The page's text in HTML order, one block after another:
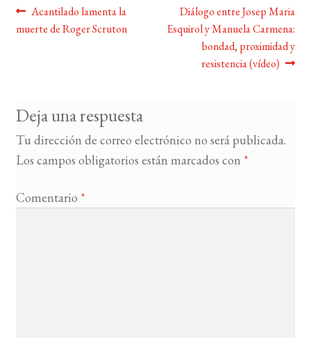
Navegación
de
Anterior:
Acantilado lamenta la
muerte de Roger Scruton
Siguiente:
Diálogo entre Josep Maria
Esquirol y Manuela Carmena:
bondad, proximidad y
resistencia (vídeo)
Deja una respuesta
Tu dirección de correo electrónico no será publicada.
Los campos obligatorios están marcados con *
Comentario *